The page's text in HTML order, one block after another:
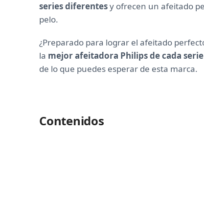
series diferentesy ofrecen un afeitado
pelo.
¿Preparado para lograr el afeitado
la mejor afeitadora Philips de cada serie
de lo que puedes esperar de esta marca.
Contenidos